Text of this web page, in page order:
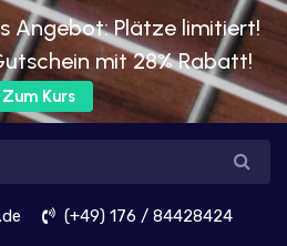
Angebot: Plätze limitiert!
mit 28% Rabatt!
Zum Kurs
(+49) 176 / 84428424